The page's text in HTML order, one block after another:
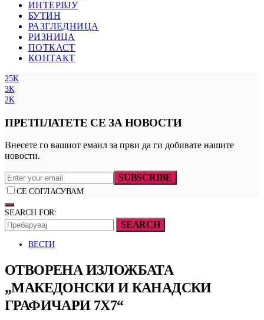
ИНТЕРВЈУ
БУТИН
РАЗГЛЕДНИЦА
РИЗНИЦА
ПОТКАСТ
КОНТАКТ
25K
3K
2K
ПРЕТПЛАТЕТЕ СЕ ЗА НОВОСТИ
Внесете го вашиот емаил за први да ги добивате нашите
новости.
SUBSCRIBE
СЕ СОГЛАСУВАМ
SEARCH FOR:
SEARCH
ВЕСТИ
ОТВОРЕНА ИЗЛОЖБАТА
„МАКЕДОНСКИ И КАНАДСКИ
ГРАФИЧАРИ 7Х7“